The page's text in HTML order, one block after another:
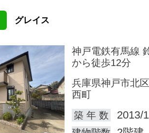
グレイス
神戸電鉄有馬線
から徒歩12分
兵庫県神戸市北
西町
築 年 数
2013/